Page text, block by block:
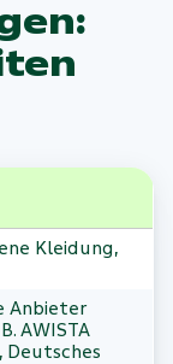
Kleidung,
Anbieter
AWISTA
Deutsches